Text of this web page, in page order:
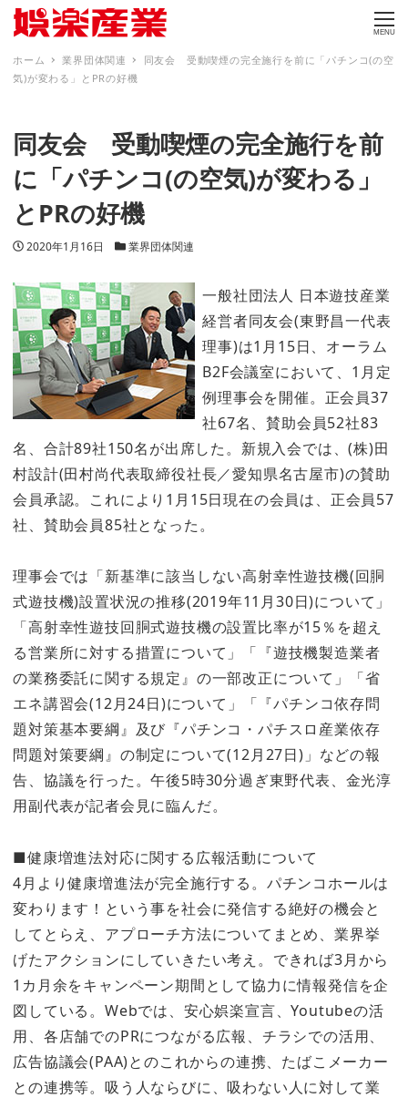
MENU
ホーム 業界団体関連
同友会 受動喫煙の完全施行を前に「パチンコ(の空
気)が変わる」とPRの好機
同友会 受動喫煙の完全施行を前
に「パチンコ(の空気)が変わる」
とPRの好機
投稿日
2020年1月16日 カテゴリー
業界団体関連
一般社団法人 日本遊技産業
経営者同友会(東野昌一代表
理事)は1月15日、オーラム
B2F会議室において、1月定
例理事会を開催。正会員37
社67名、賛助会員52社83
名、合計89社150名が出席した。新規入会では、(株)田
村設計(田村尚代表取締役社長／愛知県名古屋市)の賛助
会員承認。これにより1月15日現在の会員は、正会員57
社、賛助会員85社となった。
理事会では「新基準に該当しない高射幸性遊技機(回胴
式遊技機)設置状況の推移(2019年11月30日)について」
「高射幸性遊技回胴式遊技機の設置比率が15％を超え
る営業所に対する措置について」「『遊技機製造業者
の業務委託に関する規定』の一部改正について」「省
エネ講習会(12月24日)について」「『パチンコ依存問
題対策基本要綱』及び『パチンコ・パチスロ産業依存
問題対策要綱』の制定について(12月27日)」などの報
告、協議を行った。午後5時30分過ぎ東野代表、金光淳
用副代表が記者会見に臨んだ。
■健康増進法対応に関する広報活動について
4月より健康増進法が完全施行する。パチンコホールは
変わります！という事を社会に発信する絶好の機会と
してとらえ、アプローチ方法についてまとめ、業界挙
げたアクションにしていきたい考え。できれば3月から
1カ月余をキャンペーン期間として協力に情報発信を企
図している。Webでは、安心娯楽宣言、Youtubeの活
用、各店舗でのPRにつながる広報、チラシでの活用、
広告協議会(PAA)とのこれからの連携、たばこメーカー
との連携等。吸う人ならびに、吸わない人に対して業